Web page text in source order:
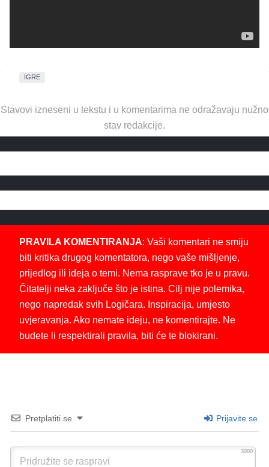
IGRE
Stavovi izneseni u tekstu i u komentarima ne odražavaju nužno
stav redakcije.
PRAVILA KOMENTIRANJA: Vaši komentari ne smiju
biti kritika drugog komentatora, nego vaše mišljenje,
prijedlog ili ideja o temi. Nema rasprave tko je u pravu.
Čitatelji neka zaključe što je istina. Cilj nije polemika,
nego napredak svih Logičara. Inspiracija, umjesto
uvjeravanja. Ako nemate ideju, ne komentirajte. Ne
budete li respektirali pravila, biti će te blokirani.
Pretplatiti se Prijavite se
3000